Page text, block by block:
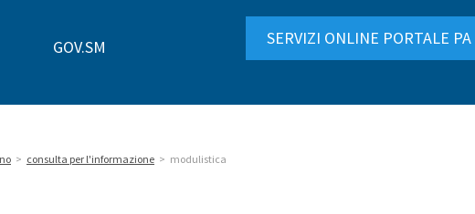
GOV.SM SERVIZI ONLINE PORTALE PA
> consulta per l'informazione > modulistica